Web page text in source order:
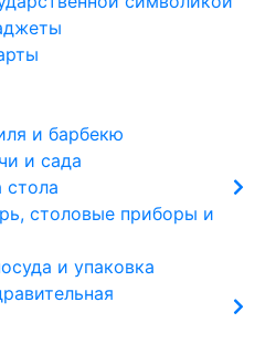
и барбекю
и сада
стола
столовые приборы и
и упаковка